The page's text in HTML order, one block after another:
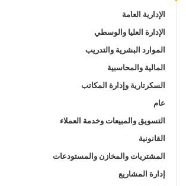
الإدارية العامة
الإدارة العليا والوسطي
الموارد البشرية والتدريب
المالية والمحاسبية
السكرتارية وإدارة المكاتب
عام
التسويق والمبيعات وخدمة العملاء
القانونية
المشتريات والمخازن والمستودعات
إدارة المشاريع